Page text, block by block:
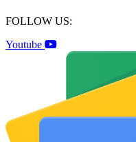
FOLLOW US:
Youtube